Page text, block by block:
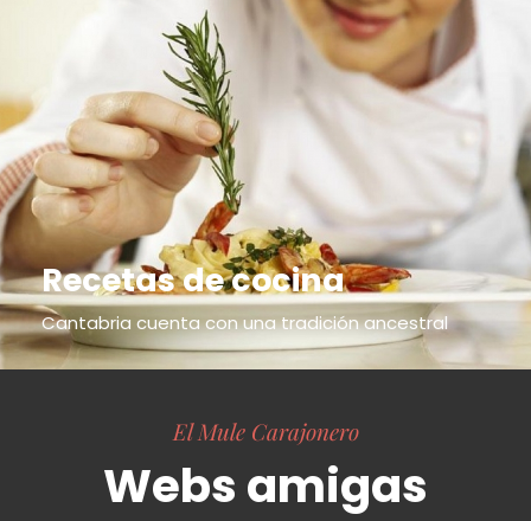
Recetas de cocina
Cantabria cuenta con una tradición ancestral
El Mule Carajonero
Webs amigas